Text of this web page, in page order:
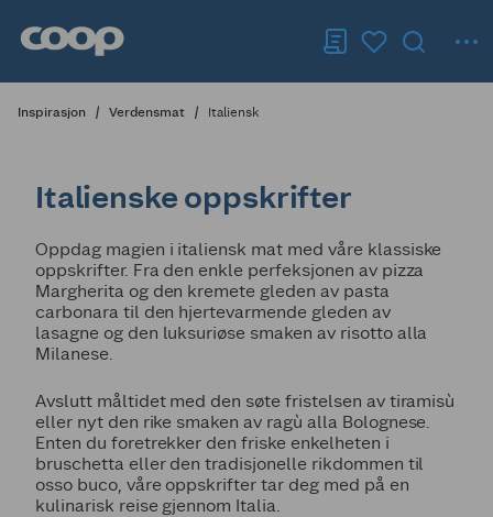
Inspirasjon Verdensmat Italiensk
Italienske oppskrifter
Oppdag magien i italiensk mat med våre klassiske
oppskrifter. Fra den enkle perfeksjonen av pizza
Margherita og den kremete gleden av pasta
carbonara til den hjertevarmende gleden av
lasagne og den luksuriøse smaken av risotto alla
Milanese.
Avslutt måltidet med den søte fristelsen av tiramisù
eller nyt den rike smaken av ragù alla Bolognese.
Enten du foretrekker den friske enkelheten i
bruschetta eller den tradisjonelle rikdommen til
osso buco, våre oppskrifter tar deg med på en
kulinarisk reise gjennom Italia.